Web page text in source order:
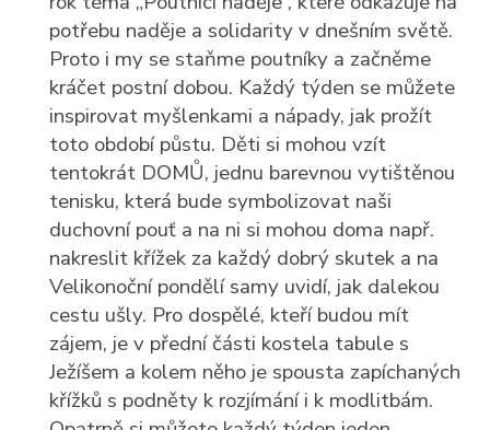
potřebu naděje a solidarity v dnešním světě.
Proto i my se staňme poutníky a začněme
kráčet postní dobou. Každý týden se můžete
inspirovat myšlenkami a nápady, jak prožít
toto období půstu. Děti si mohou vzít
tentokrát DOMŮ, jednu barevnou vytištěnou
tenisku, která bude symbolizovat naši
duchovní pouť a na ni si mohou doma např.
nakreslit křížek za každý dobrý skutek a na
Velikonoční pondělí samy uvidí, jak dalekou
cestu ušly. Pro dospělé, kteří budou mít
zájem, je v přední části kostela tabule s
Ježíšem a kolem něho je spousta zapíchaných
křížků s podněty k rozjímání i k modlitbám.